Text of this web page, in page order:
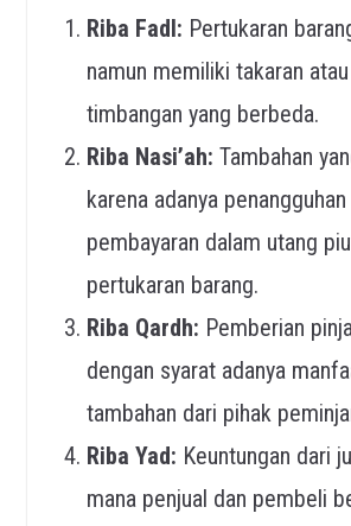
Riba Fadl: Pertukaran
namun memiliki takaran atau
timbangan yang berbeda.
Riba Nasi’ah: Tambahan
karena adanya
pembayaran dalam utang
pertukaran barang.
Riba Qardh: Pemberian
dengan syarat adanya
tambahan dari pihak
Riba Yad: Keuntungan dari
mana penjual dan pembeli